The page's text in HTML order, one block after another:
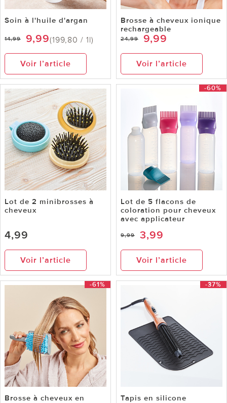
Soin à l'huile d'argan
14,99 9,99(199,80 / 1l)
Voir l’article
Brosse à cheveux ionique
rechargeable
24,99 9,99
Voir l’article
Lot de 2 minibrosses à
cheveux
4,99
Voir l’article
-60%
Lot de 5 flacons de
coloration pour cheveux
avec applicateur
9,99 3,99
Voir l’article
-61%
Brosse à cheveux en
-37%
Tapis en silicone